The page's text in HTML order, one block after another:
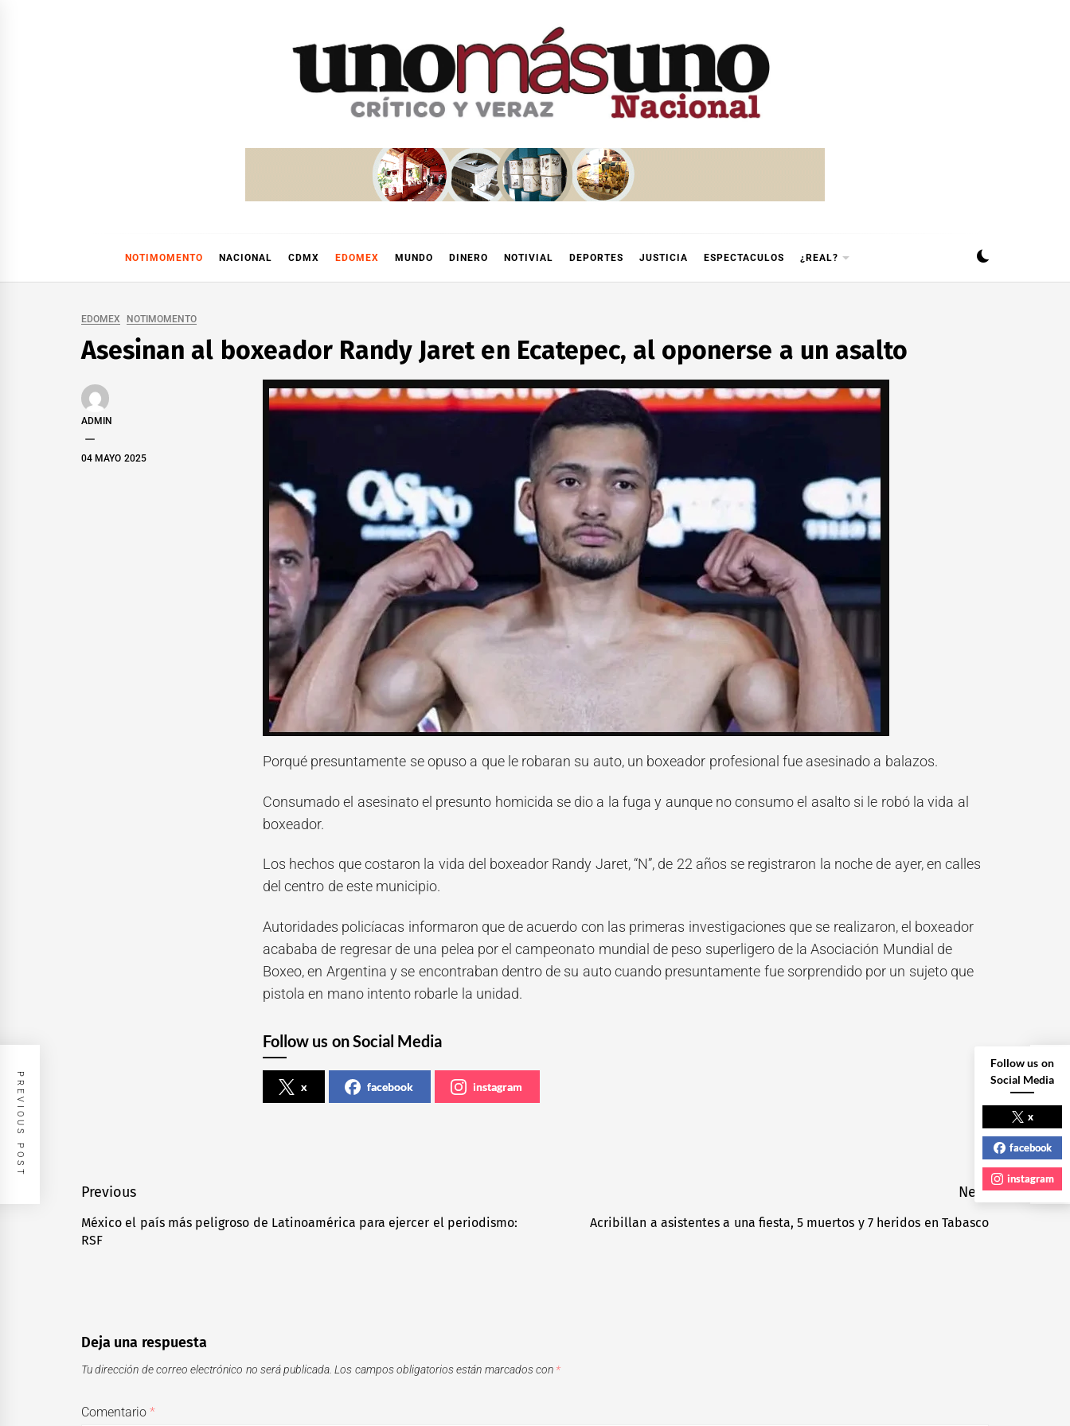
NOTIMOMENTO NACIONAL CDMX EDOMEX MUNDO DINERO NOTIVIAL DEPORTES JUSTICIA ESPECTACULOS ¿REAL?
EDOMEX NOTIMOMENTO
Asesinan al boxeador Randy Jaret en Ecatepec, al oponerse a un asalto
ADMIN
04 MAYO 2025
Porqué presuntamente se opuso a que le robaran su auto, un boxeador profesional fue asesinado a balazos.
Consumado el asesinato el presunto homicida se dio a la fuga y aunque no consumo el asalto si le robó la vida al
boxeador.
Los hechos que costaron la vida del boxeador Randy Jaret, “N”, de 22 años se registraron la noche de ayer, en calles
del centro de este municipio.
Autoridades policíacas informaron que de acuerdo con las primeras investigaciones que se realizaron, el boxeador
acababa de regresar de una pelea por el campeonato mundial de peso superligero de la Asociación Mundial de
Boxeo, en Argentina y se encontraban dentro de su auto cuando presuntamente fue sorprendido por un sujeto que
pistola en mano intento robarle la unidad.
Follow us on Social Media
x facebook instagram
Navegación
de
entradas
Previous
Previous
post:
México el país más peligroso de Latinoamérica para ejercer el periodismo:
RSF
Next
Next
Acribillan a asistentes a una fiesta, 5 muertos y 7 heridos en Tabasco
PREVIOUS POST NEXT POST
Deja una respuesta
Tu dirección de correo electrónico no será publicada. Los campos obligatorios están marcados con *
Comentario*
Follow us on
Social Media
x
facebook
instagram